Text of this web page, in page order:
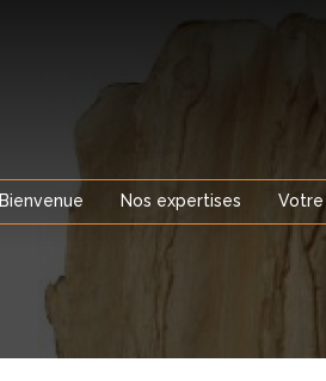
Bienvenue Nos expertises Votre